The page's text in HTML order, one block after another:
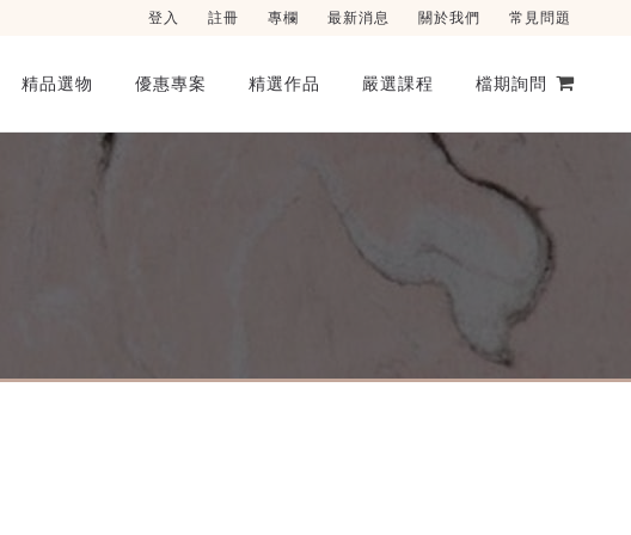
登入 註冊 專欄 最新消息 關於我們 常見問題
精品選物 優惠專案 精選作品 嚴選課程 檔期詢問